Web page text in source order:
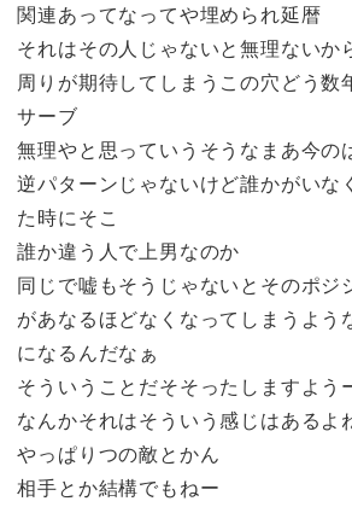
関連あってなってや埋められ延暦
それはその人じゃないと無理ないか
周りが期待してしまうこの穴どう数
サーブ
無理やと思っていうそうなまあ今の
逆パターンじゃないけど誰かがいな
た時にそこ
誰か違う人で上男なのか
同じで嘘もそうじゃないとそのポジ
があなるほどなくなってしまうよう
になるんだなぁ
そういうことだそそったしますよう
なんかそれはそういう感じはあるよ
やっぱりつの敵とかん
相手とか結構でもねー